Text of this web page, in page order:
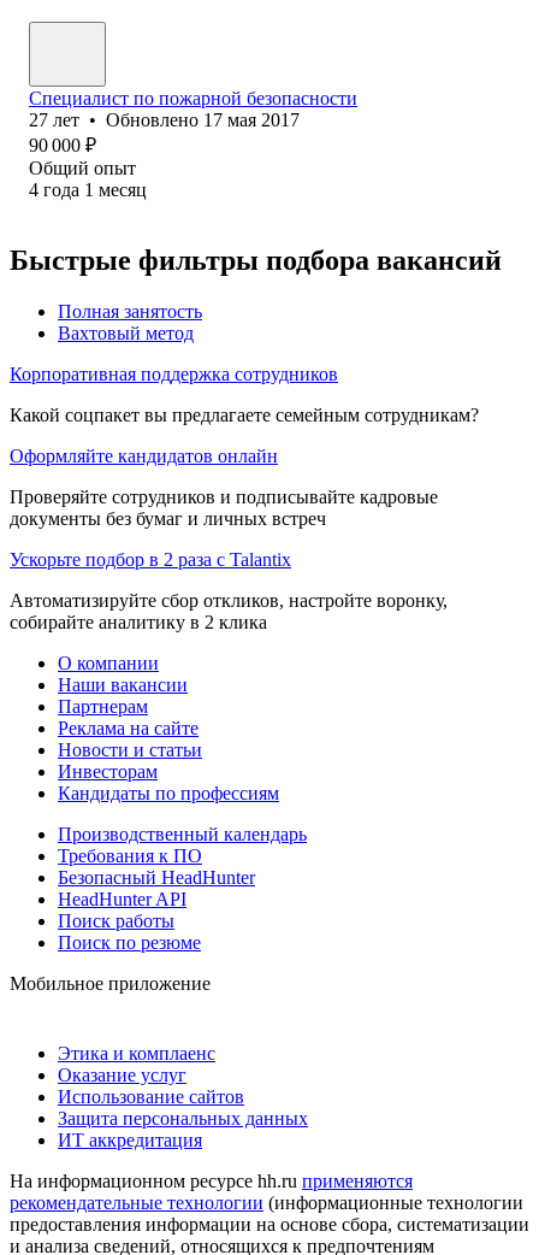
Специалист по пожарной безопасности
27 лет • Обновлено 17 мая 2017
90 000 ₽
Общий опыт
4 года 1 месяц
Быстрые фильтры подбора вакансий
Полная занятость
Вахтовый метод
Корпоративная поддержка сотрудников
Какой соцпакет вы предлагаете семейным сотрудникам?
Оформляйте кандидатов онлайн
Проверяйте сотрудников и подписывайте кадровые
документы без бумаг и личных встреч
Ускорьте подбор в 2 раза с Talantix
Автоматизируйте сбор откликов, настройте воронку,
собирайте аналитику в 2 клика
О компании
Наши вакансии
Партнерам
Реклама на сайте
Новости и статьи
Инвесторам
Кандидаты по профессиям
Производственный календарь
Требования к ПО
Безопасный HeadHunter
HeadHunter API
Поиск работы
Поиск по резюме
Мобильное приложение
Этика и комплаенс
Оказание услуг
Использование сайтов
Защита персональных данных
ИТ аккредитация
На информационном ресурсе hh.ru применяются
рекомендательные технологии (информационные технологии
предоставления информации на основе сбора, систематизации
и анализа сведений, относящихся к предпочтениям